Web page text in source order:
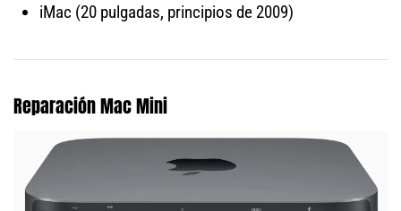
iMac (20 pulgadas, principios de 2009)
Reparación Mac Mini